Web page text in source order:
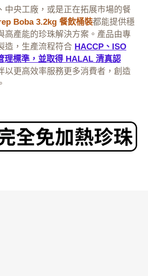
中央工廠，或是正在拓展市場的餐
Boba 3.2kg 餐飲桶裝都能提供穩
高產能的珍珠解決方案。產品由專
造，生產流程符合 HACCP、ISO
理標準，並取得 HALAL 清真認
以更高效率服務更多消費者，創造